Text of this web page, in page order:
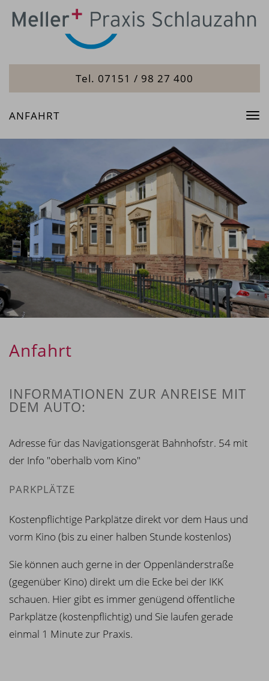
Tel. 07151 / 98 27 400
ANFAHRT
Anfahrt
INFORMATIONEN ZUR ANREISE MIT
DEM AUTO:
Adresse für das Navigationsgerät Bahnhofstr. 54 mit
der Info "oberhalb vom Kino"
PARKPLÄTZE
Kostenpflichtige Parkplätze direkt vor dem Haus und
vorm Kino (bis zu einer halben Stunde kostenlos)
Sie können auch gerne in der Oppenländerstraße
(gegenüber Kino) direkt um die Ecke bei der IKK
schauen. Hier gibt es immer genügend öffentliche
Parkplätze (kostenpflichtig) und Sie laufen gerade
einmal 1 Minute zur Praxis.